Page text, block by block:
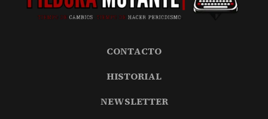
CONTACTO
HISTORIAL
NEWSLETTER